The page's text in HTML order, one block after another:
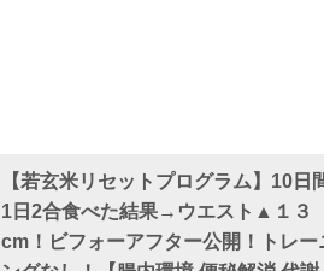
【若玄米リセットプログラム】10日
1日2合食べた結果→ウエスト▲１３
cm！ビフォーアフター公開！トレー